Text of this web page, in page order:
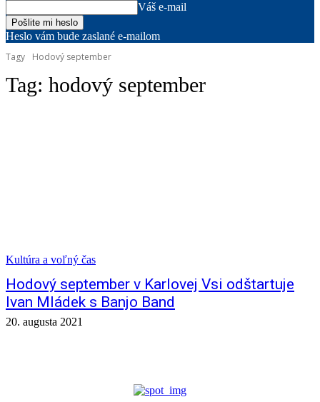
Váš e-mail
Heslo vám bude zaslané e-mailom
Tagy
Hodový september
Tag: hodový september
Kultúra a voľný čas
Hodový september v Karlovej Vsi odštartuje
Ivan Mládek s Banjo Band
20. augusta 2021